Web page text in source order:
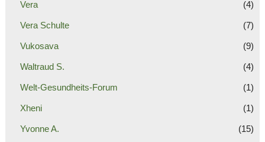
Vera (4)
Vera Schulte (7)
Vukosava (9)
Waltraud S. (4)
Welt-Gesundheits-Forum (1)
Xheni (1)
Yvonne A. (15)